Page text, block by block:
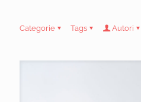
Categorie Tags Autori